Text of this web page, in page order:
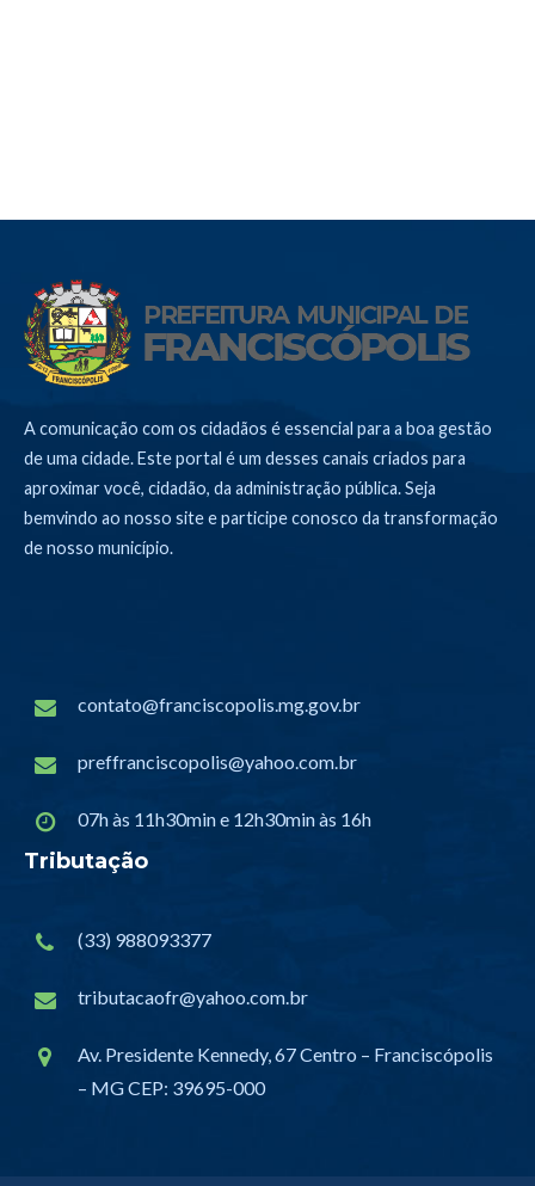
A comunicação com os cidadãos é essencial para a boa gestão
de uma cidade. Este portal é um desses canais criados para
aproximar você, cidadão, da administração pública. Seja
bemvindo ao nosso site e participe conosco da transformação
de nosso município.
contato@franciscopolis.mg.gov.br
preffranciscopolis@yahoo.com.br
07h às 11h30min e 12h30min às 16h
Tributação
(33) 988093377
tributacaofr@yahoo.com.br
Av. Presidente Kennedy, 67 Centro – Franciscópolis
– MG CEP: 39695-000